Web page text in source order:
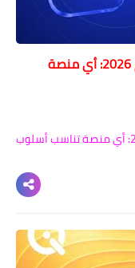
مقارنة بين منصتي MT4 و MT5 في عام 2026: أي منصة
مقارنة بين منصتي MT 4 و MT 5 في عام 2026: أي منصة تناسب أسلوب